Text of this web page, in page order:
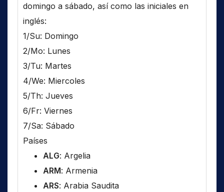
domingo a sábado, así como las iniciales en
inglés:
1/Su: Domingo
2/Mo: Lunes
3/Tu: Martes
4/We: Miercoles
5/Th: Jueves
6/Fr: Viernes
7/Sa: Sábado
Países
ALG: Argelia
ARM: Armenia
ARS: Arabia Saudita